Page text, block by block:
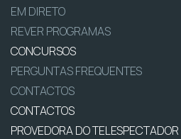
EM DIRETO
REVER PROGRAMAS
CONCURSOS
PERGUNTAS FREQUENTES
CONTACTOS
CONTACTOS
PROVEDORA DO TELESPECTADOR